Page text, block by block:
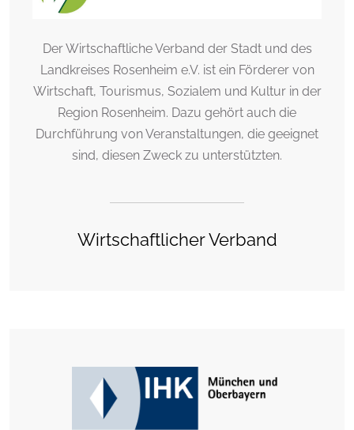
Der Wirtschaftliche Verband der Stadt und des
Landkreises Rosenheim e.V. ist ein Förderer von
Wirtschaft, Tourismus, Sozialem und Kultur in der
Region Rosenheim. Dazu gehört auch die
Durchführung von Veranstaltungen, die geeignet
sind, diesen Zweck zu unterstützten.
Wirtschaftlicher Verband